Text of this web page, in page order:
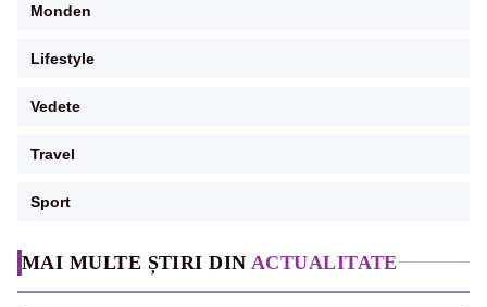
MAI MULTE ȘTIRI DIN ACTUALITATE
Monden
Lifestyle
Vedete
Travel
Sport